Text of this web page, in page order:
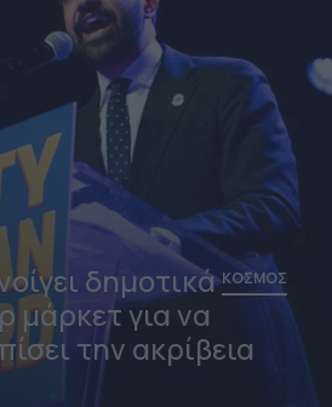
δημοτικάΚΟΣΜΟΣ
μάρκετ για να
την ακρίβεια